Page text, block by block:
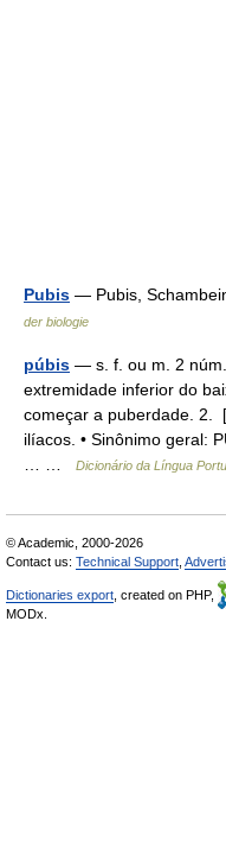
Pubis — Pubis,
der biologie
púbis — s. f. ou m. 2
extremidade inferior do
começar a puberdade. 2.
ilíacos. • Sinônimo geral:
Dicionário da Língua
© Academic, 2000-2026
Contact us: Technical Support
Dictionaries export , created on PHP,
MODx.